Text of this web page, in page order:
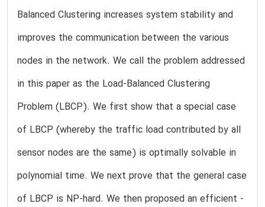
Balanced Clustering increases system stability and
improves the communication between the various
nodes in the network. We call the problem addressed
in this paper as the Load-Balanced Clustering
Problem (LBCP). We first show that a special case
of LBCP (whereby the traffic load contributed by all
sensor nodes are the same) is optimally solvable in
polynomial time. We next prove that the general case
of LBCP is NP-hard. We then proposed an efficient -